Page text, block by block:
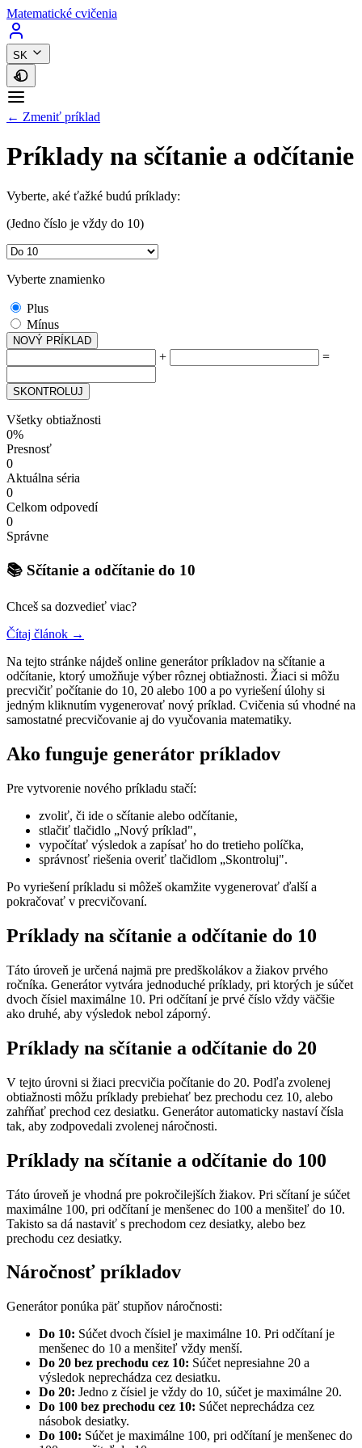
Matematické cvičenia
SK
← Zmeniť príklad
Príklady na sčítanie a odčítanie
Vyberte, aké ťažké budú príklady:
(Jedno číslo je vždy do 10)
Vyberte znamienko
Plus
Mínus
NOVÝ PRÍKLAD
+ =
SKONTROLUJ
Všetky obtiažnosti
0%
Presnosť
0
Aktuálna séria
0
Celkom odpovedí
0
Správne
📚 Sčítanie a odčítanie do 10
Chceš sa dozvedieť viac?
Čítaj článok →
Na tejto stránke nájdeš online generátor príkladov na sčítanie a
odčítanie, ktorý umožňuje výber rôznej obtiažnosti. Žiaci si môžu
precvičiť počítanie do 10, 20 alebo 100 a po vyriešení úlohy si
jedným kliknutím vygenerovať nový príklad. Cvičenia sú vhodné na
samostatné precvičovanie aj do vyučovania matematiky.
Ako funguje generátor príkladov
Pre vytvorenie nového príkladu stačí:
zvoliť, či ide o sčítanie alebo odčítanie,
stlačiť tlačidlo „Nový príklad",
vypočítať výsledok a zapísať ho do tretieho políčka,
správnosť riešenia overiť tlačidlom „Skontroluj".
Po vyriešení príkladu si môžeš okamžite vygenerovať ďalší a
pokračovať v precvičovaní.
Príklady na sčítanie a odčítanie do 10
Táto úroveň je určená najmä pre predškolákov a žiakov prvého
ročníka. Generátor vytvára jednoduché príklady, pri ktorých je súčet
dvoch čísiel maximálne 10. Pri odčítaní je prvé číslo vždy väčšie
ako druhé, aby výsledok nebol záporný.
Príklady na sčítanie a odčítanie do 20
V tejto úrovni si žiaci precvičia počítanie do 20. Podľa zvolenej
obtiažnosti môžu príklady prebiehať bez prechodu cez 10, alebo
zahŕňať prechod cez desiatku. Generátor automaticky nastaví čísla
tak, aby zodpovedali zvolenej náročnosti.
Príklady na sčítanie a odčítanie do 100
Táto úroveň je vhodná pre pokročilejších žiakov. Pri sčítaní je súčet
maximálne 100, pri odčítaní je menšenec do 100 a menšiteľ do 10.
Takisto sa dá nastaviť s prechodom cez desiatky, alebo bez
prechodu cez desiatky.
Náročnosť príkladov
Generátor ponúka päť stupňov náročnosti:
Do 10: Súčet dvoch čísiel je maximálne 10. Pri odčítaní je
menšenec do 10 a menšiteľ vždy menší.
Do 20 bez prechodu cez 10: Súčet nepresiahne 20 a
výsledok neprechádza cez desiatku.
Do 20: Jedno z čísiel je vždy do 10, súčet je maximálne 20.
Do 100 bez prechodu cez 10: Súčet neprechádza cez
násobok desiatky.
Do 100: Súčet je maximálne 100, pri odčítaní je menšenec do